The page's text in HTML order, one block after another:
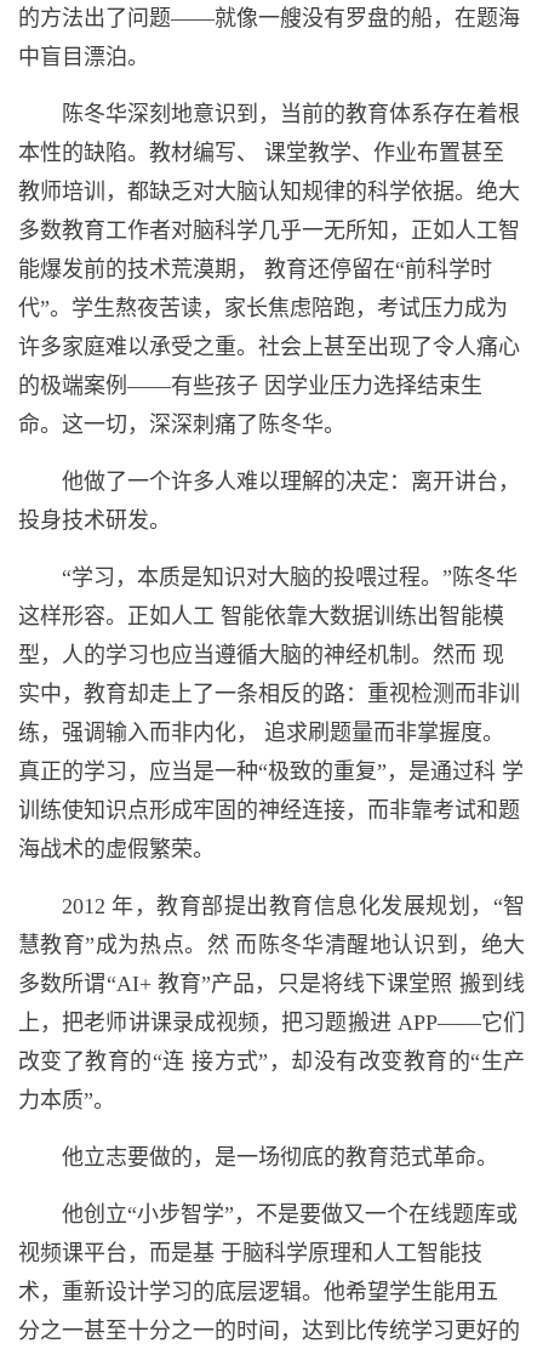
的方法出了问题——就像一艘没有罗盘的船，在题海
中盲目漂泊。
陈冬华深刻地意识到，当前的教育体系存在着根
本性的缺陷。教材编写、 课堂教学、作业布置甚至
教师培训，都缺乏对大脑认知规律的科学依据。绝大
多数教育工作者对脑科学几乎一无所知，正如人工智
能爆发前的技术荒漠期， 教育还停留在“前科学时
代”。学生熬夜苦读，家长焦虑陪跑，考试压力成为
许多家庭难以承受之重。社会上甚至出现了令人痛心
的极端案例——有些孩子 因学业压力选择结束生
命。这一切，深深刺痛了陈冬华。
他做了一个许多人难以理解的决定：离开讲台，
投身技术研发。
“学习，本质是知识对大脑的投喂过程。”陈冬华
这样形容。正如人工 智能依靠大数据训练出智能模
型，人的学习也应当遵循大脑的神经机制。然而 现
实中，教育却走上了一条相反的路：重视检测而非训
练，强调输入而非内化， 追求刷题量而非掌握度。
真正的学习，应当是一种“极致的重复”，是通过科 学
训练使知识点形成牢固的神经连接，而非靠考试和题
海战术的虚假繁荣。
2012 年，教育部提出教育信息化发展规划，“智
慧教育”成为热点。然 而陈冬华清醒地认识到，绝大
多数所谓“AI+ 教育”产品，只是将线下课堂照 搬到线
上，把老师讲课录成视频，把习题搬进 APP——它们
改变了教育的“连 接方式”，却没有改变教育的“生产
力本质”。
他立志要做的，是一场彻底的教育范式革命。
他创立“小步智学”，不是要做又一个在线题库或
视频课平台，而是基 于脑科学原理和人工智能技
术，重新设计学习的底层逻辑。他希望学生能用五
分之一甚至十分之一的时间，达到比传统学习更好的